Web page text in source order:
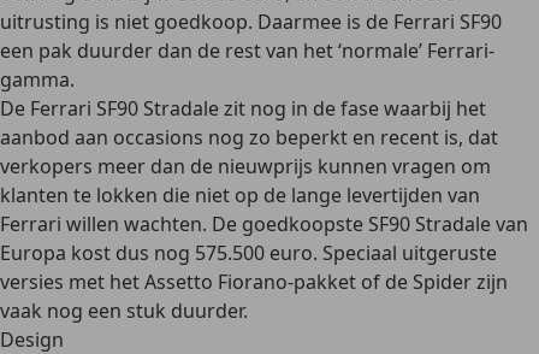
uitrusting is niet goedkoop. Daarmee is de Ferrari SF90
een pak duurder dan de rest van het ‘normale’ Ferrari-
gamma.
De Ferrari SF90 Stradale zit nog in de fase waarbij het
aanbod aan occasions nog zo beperkt en recent is, dat
verkopers meer dan de nieuwprijs kunnen vragen om
klanten te lokken die niet op de lange levertijden van
Ferrari willen wachten. De goedkoopste SF90 Stradale van
Europa kost dus nog 575.500 euro. Speciaal uitgeruste
versies met het Assetto Fiorano-pakket of de Spider zijn
vaak nog een stuk duurder.
Design